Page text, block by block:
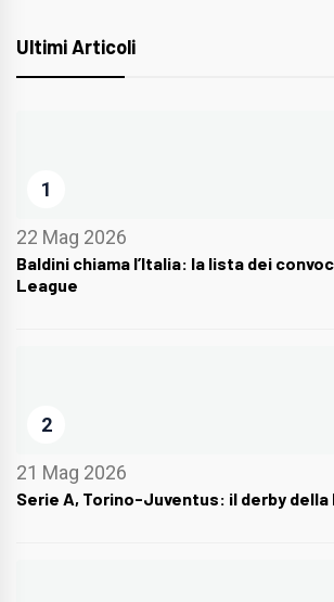
Ultimi Articoli
1
22 Mag 2026
Baldini chiama l’Italia: la lista dei
League
2
21 Mag 2026
Serie A, Torino-Juventus: il derby della